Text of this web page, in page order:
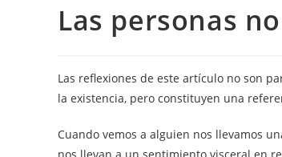
Las personas
Las reflexiones de este artículo no son
la existencia, pero constituyen una
Cuando vemos a alguien nos llevamos